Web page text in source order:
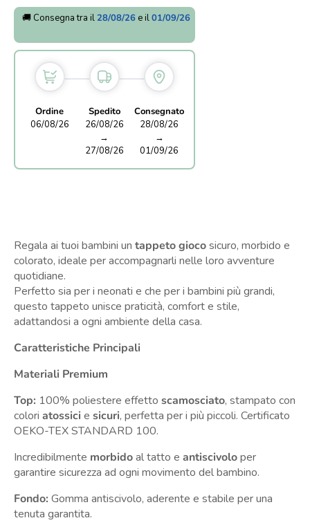
🚚 Consegna tra il 28/08/26 e il01/09/26
Ordine
06/08/26
Spedito
26/08/26
→
27/08/26
Consegnato
28/08/26
→
01/09/26
Regala ai tuoi bambini un tappeto giocosicuro, morbido e
colorato, ideale per accompagnarli nelle loro avventure
quotidiane.
Perfetto sia per i neonati e che per i bambini più grandi,
questo tappeto unisce praticità, comfort e stile,
adattandosi a ogni ambiente della casa.
Caratteristiche Principali
Materiali Premium
Top: 100% poliestere effetto scamosciato, stampato con
colori atossicie sicuri, perfetta per i più piccoli. Certificato
OEKO-TEX STANDARD 100.
Incredibilmente morbidoal tatto e antiscivoloper
garantire sicurezza ad ogni movimento del bambino.
Fondo: Gomma antiscivolo, aderente e stabile per una
tenuta garantita.